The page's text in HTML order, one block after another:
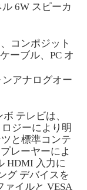
6W スピーカ
コンポジット
ーブル、PC オ
アナログオー
テレビは、
ジーにより明
と標準コンテ
レーヤーによ
HDMI 入力に
グ デバイスを
イルと VESA